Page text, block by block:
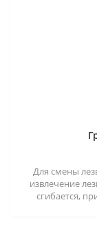
Для смены
извлечение
сгибается,